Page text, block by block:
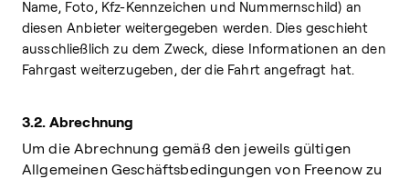
Name, Foto, Kfz-Kennzeichen und Nummernschild) an
diesen Anbieter weitergegeben werden. Dies geschieht
ausschließlich zu dem Zweck, diese Informationen an den
Fahrgast weiterzugeben, der die Fahrt angefragt hat.
3.2. Abrechnung
Um die Abrechnung gemäß den jeweils gültigen
Allgemeinen Geschäftsbedingungen von Freenow zu